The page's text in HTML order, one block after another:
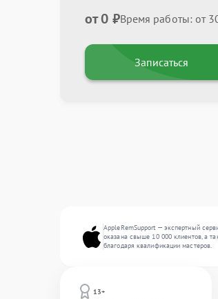
от 0 ₽Время работы: от
Записаться
AppleRemSupport — экспертный
оказана свыше 10 000 клиентов, а
благодаря квалификации мастеров.
13+